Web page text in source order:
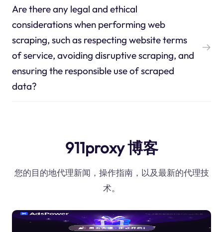
Are there any legal and ethical
considerations when performing web
scraping, such as respecting website terms
of service, avoiding disruptive scraping, and
ensuring the responsible use of scraped
data?
911proxy 博客
您的目的地代理新闻，操作指南，以及最新的代理技
术。